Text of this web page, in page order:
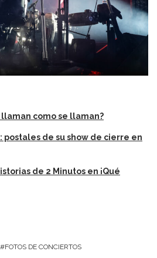
llaman como se llaman?
postales de su show de cierre en
de 2 Minutos en ¡Qué
FOTOS DE CONCIERTOS